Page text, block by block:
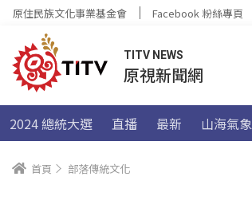
原住民族文化事業基金會 Facebook 粉絲專頁
TITV NEWS
原視新聞網
2024 總統大選 直播 最新 山海氣象
首頁 部落傳統文化